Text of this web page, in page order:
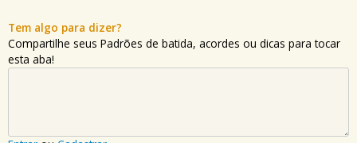
Tem algo para dizer?
Compartilhe seus Padrões de batida, acordes ou dicas para tocar
esta aba!